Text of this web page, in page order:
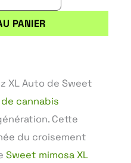
PANIER
XL Auto de Sweet
cannabis
Cette
du croisement
Sweet mimosa XL